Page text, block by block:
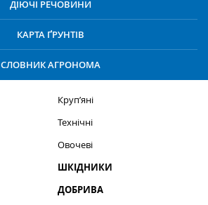
ДІЮЧІ РЕЧОВИНИ
КАРТА ҐРУНТІВ
СЛОВНИК АГРОНОМА
Круп’яні
Технічні
Овочеві
ШКІДНИКИ
ДОБРИВА